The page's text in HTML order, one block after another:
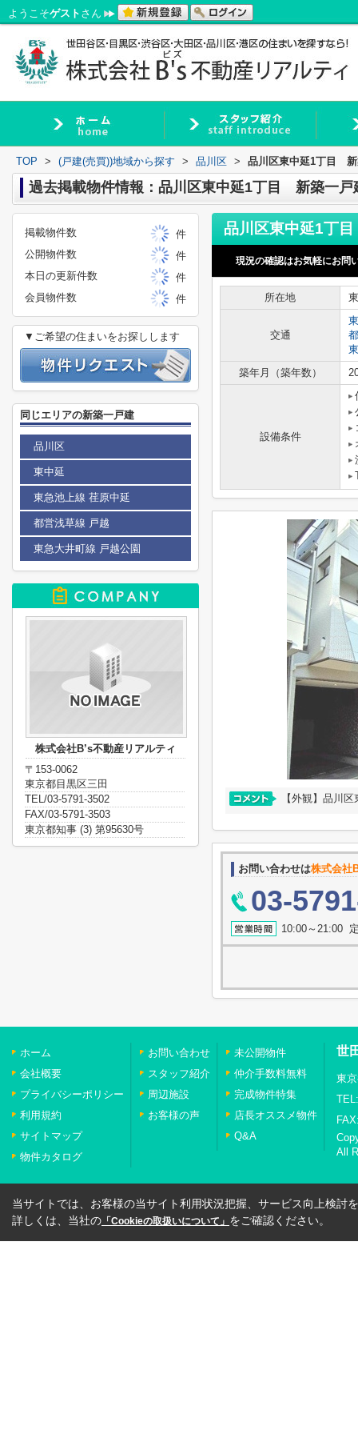
ようこそゲスト さん
TOP > (戸建(売買))地域から探す > 品川区 > 品川区東中延1丁目
過去掲載物件情報：品川区東中延1丁目 新築一
現況の確認はお気軽にお問
所在地
交通
築年月（築年数）
設備条件
【外観】品川
お問い合わせは株式会社
03-
10:00～21:00
掲載物件数
件
公開物件数
件
本日の更新件数
件
会員物件数
件
▼ご希望の住まいをお探しします
同じエリアの新築一戸建
品川区
東中延
東急池上線 荏原中延
都営浅草線 戸越
東急大井町線 戸越公園
株式会社B’s不動産リアルティ
〒153-0062
東京都目黒区三田
TEL/03-5791-3502
FAX/03-5791-3503
東京都知事 (3) 第95630号
ホーム
会社概要
プライバシーポリシー
利用規約
サイトマップ
物件カタログ
お問い合わせ
スタッフ紹介
周辺施設
お客様の声
未公開物件
仲介手数料無料
完成物件特集
店長オススメ物件
Q&A
世
東
All
当サイトでは、お客様の当サイト利用状況把握、サービス向上検討
詳しくは、当社の 「Cookieの取扱いについて」 をご確認ください。